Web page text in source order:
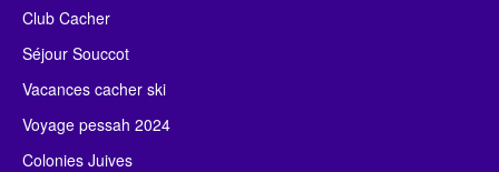
Club Cacher
Séjour Souccot
Vacances cacher ski
Voyage pessah 2024
Colonies Juives